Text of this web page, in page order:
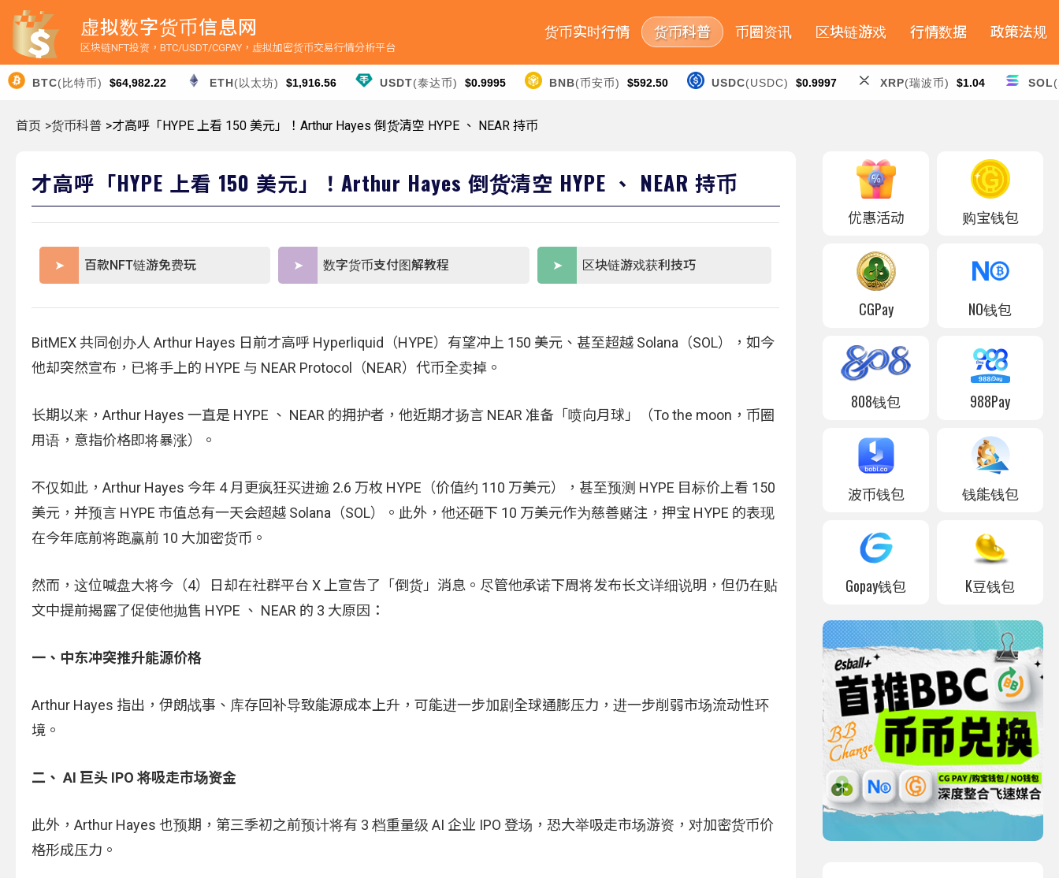
虚拟数字货币信息网
区块链NFT投资，BTC/USDT/CGPAY，虚拟加密货币交易行情分析平台
货币实时行情 货币科普 币圈资讯 区块链游戏 行情数据 政策法规
BTC(比特币) $64,982.22 ETH(以太坊) $1,916.56 USDT(泰达币) $0.9995 BNB(币安币) $592.50 USDC(USDC) $0.9997 XRP(瑞波币) $1.04 SOL
首页 >货币科普 >才高呼「HYPE 上看 150 美元」！Arthur Hayes 倒货清空 HYPE 、 NEAR 持币
才高呼「HYPE 上看 150 美元」！Arthur Hayes 倒货清空 HYPE 、 NEAR 持币
百款NFT链游免费玩 数字货币支付图解教程 区块链游戏获利技巧
BitMEX 共同创办人 Arthur Hayes 日前才高呼 Hyperliquid（HYPE）有望冲上 150 美元、甚至超越 Solana（SOL），如今
他却突然宣布，已将手上的 HYPE 与 NEAR Protocol（NEAR）代币全卖掉。
长期以来，Arthur Hayes 一直是 HYPE 、 NEAR 的拥护者，他近期才扬言 NEAR 准备「喷向月球」（To the moon，币圈
用语，意指价格即将暴涨）。
不仅如此，Arthur Hayes 今年 4 月更疯狂买进逾 2.6 万枚 HYPE（价值约 110 万美元），甚至预测 HYPE 目标价上看 150
美元，并预言 HYPE 市值总有一天会超越 Solana（SOL）。此外，他还砸下 10 万美元作为慈善赌注，押宝 HYPE 的表现
在今年底前将跑赢前 10 大加密货币。
然而，这位喊盘大将今（4）日却在社群平台 X 上宣告了「倒货」消息。尽管他承诺下周将发布长文详细说明，但仍在贴
文中提前揭露了促使他抛售 HYPE 、 NEAR 的 3 大原因：
一、中东冲突推升能源价格
Arthur Hayes 指出，伊朗战事、库存回补导致能源成本上升，可能进一步加剧全球通膨压力，进一步削弱市场流动性环
境。
二、 AI 巨头 IPO 将吸走市场资金
此外，Arthur Hayes 也预期，第三季初之前预计将有 3 档重量级 AI 企业 IPO 登场，恐大举吸走市场游资，对加密货币价
格形成压力。
优惠活动 购宝钱包
CGPay NO钱包
808钱包 988Pay
波币钱包 钱能钱包
Gopay钱包 K豆钱包